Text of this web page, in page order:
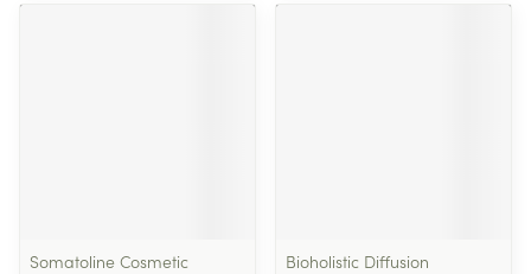
Somatoline Cosmetic
Bioholistic Diffusion